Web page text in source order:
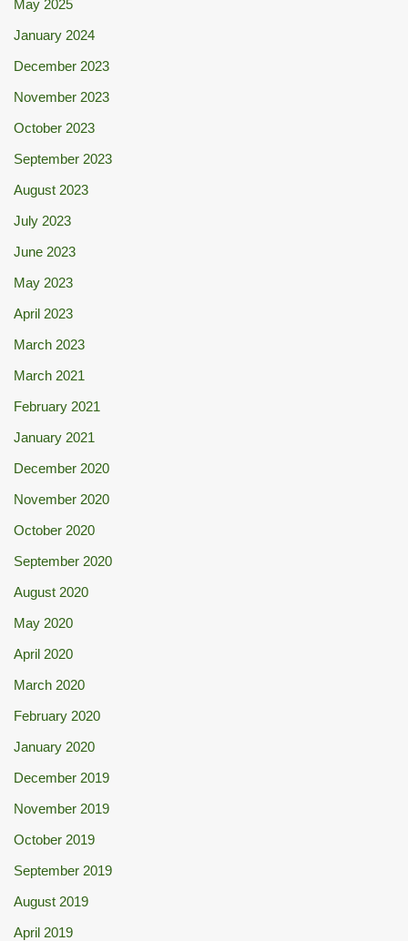
May 2025
January 2024
December 2023
November 2023
October 2023
September 2023
August 2023
July 2023
June 2023
May 2023
April 2023
March 2023
March 2021
February 2021
January 2021
December 2020
November 2020
October 2020
September 2020
August 2020
May 2020
April 2020
March 2020
February 2020
January 2020
December 2019
November 2019
October 2019
September 2019
August 2019
April 2019